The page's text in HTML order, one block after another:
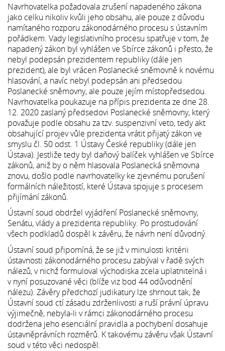
Navrhovatelka požadovala zrušení napadeného zákona
jako celku nikoliv kvůli jeho obsahu, ale pouze z důvodu
namítaného rozporu zákonodárného procesu s ústavním
pořádkem. Vady legislativního procesu spatřuje v tom, že
napadený zákon byl vyhlášen ve Sbírce zákonů i přesto, že
nebyl podepsán prezidentem republiky (dále jen
prezident), ale byl vrácen Poslanecké sněmovně k novému
hlasování, a navíc nebyl podepsán ani předsedou
Poslanecké sněmovny, ale pouze jejím místopředsedou.
Navrhovatelka poukazuje na přípis prezidenta ze dne 28.
12. 2020 zaslaný předsedovi Poslanecké sněmovny, který
považuje podle obsahu za tzv. suspenzivní veto, tedy akt
obsahující projev vůle prezidenta vrátit přijatý zákon ve
smyslu čl. 50 odst. 1 Ústavy České republiky (dále jen
Ústava). Jestliže tedy byl daňový balíček vyhlášen ve Sbírce
zákonů, aniž by o něm hlasovala Poslanecká sněmovna
znovu, došlo podle navrhovatelky ke zjevnému porušení
formálních náležitostí, které Ústava spojuje s procesem
přijímání zákonů.
Ústavní soud obdržel vyjádření Poslanecké sněmovny,
Senátu, vlády a prezidenta republiky. Po prostudování
všech podkladů dospěl k závěru, že návrh není důvodný.
Ústavní soud připomíná, že se již v minulosti kritérii
ústavnosti zákonodárného procesu zabýval v řadě svých
nálezů, v nichž formuloval východiska zcela uplatnitelná i
v nyní posuzované věci (blíže viz bod 44 odůvodnění
nálezu). Závěry předchozí judikatury lze shrnout tak, že
Ústavní soud ctí zásadu zdrženlivosti a ruší právní úpravu
výjimečně, nebyla-li v rámci zákonodárného procesu
dodržena jeho esenciální pravidla a pochybení dosahuje
ústavněprávních rozměrů. K takovému závěru však Ústavní
soud v této věci nedospěl.